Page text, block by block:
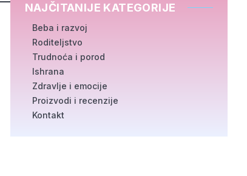
NAJČITANIJE KATEGORIJE
Beba i razvoj
Roditeljstvo
Trudnoća i porod
Ishrana
Zdravlje i emocije
Proizvodi i recenzije
Kontakt